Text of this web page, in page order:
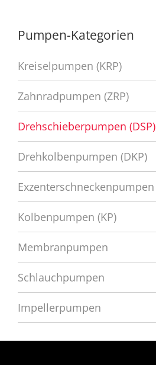
Pumpen-Kategorien
Kreiselpumpen (KRP)
Zahnradpumpen (ZRP)
Drehschieberpumpen (DSP)
Drehkolbenpumpen (DKP)
Exzenterschneckenpumpen
Kolbenpumpen (KP)
Membranpumpen
Schlauchpumpen
Impellerpumpen